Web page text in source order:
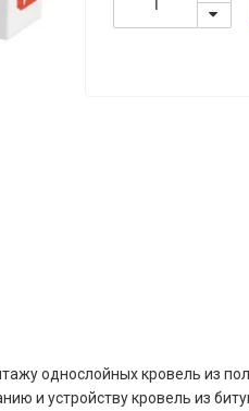
однослойных кровель из
и устройству кровель из